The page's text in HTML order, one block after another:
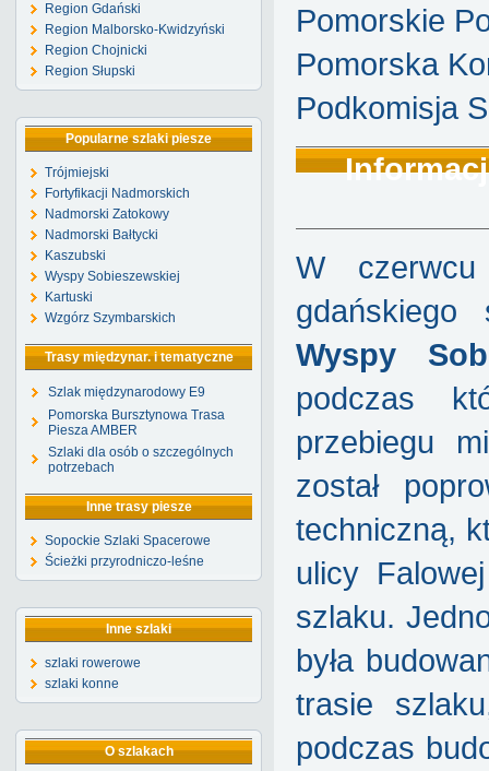
Region Gdański
Region Malborsko-Kwidzyński
Region Chojnicki
Region Słupski
Popularne szlaki piesze
Trójmiejski
Fortyfikacji Nadmorskich
Nadmorski Zatokowy
Nadmorski Bałtycki
Kaszubski
Wyspy Sobieszewskiej
Kartuski
Wzgórz Szymbarskich
Trasy międzynar. i tematyczne
Szlak międzynarodowy E9
Pomorska Bursztynowa Trasa
Piesza AMBER
Szlaki dla osób o szczególnych
potrzebach
Inne trasy piesze
Sopockie Szlaki Spacerowe
Ścieżki przyrodniczo-leśne
Inne szlaki
szlaki rowerowe
szlaki konne
O szlakach
Pomorskie
Pomorska
Podkomisja
W czerwcu
Wyspy
podczas
przebiegu
został
techniczną,
ulicy
szlaku.
była
trasie
podczas